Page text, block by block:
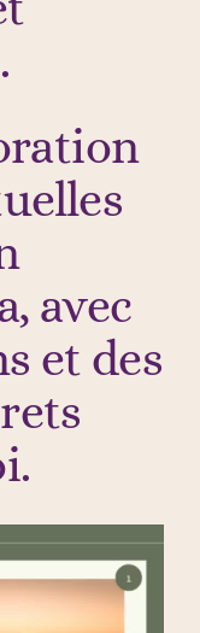
avec
et des